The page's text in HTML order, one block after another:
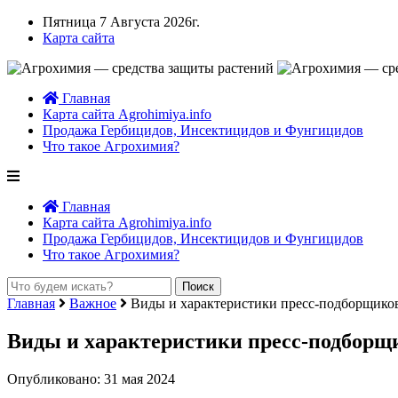
Пятница 7 Августа 2026г.
Карта сайта
Главная
Карта сайта Agrohimiya.info
Продажа Гербицидов, Инсектицидов и Фунгицидов
Что такое Агрохимия?
Главная
Карта сайта Agrohimiya.info
Продажа Гербицидов, Инсектицидов и Фунгицидов
Что такое Агрохимия?
Главная Важное Виды и характеристики пресс-
Виды и характеристики пресс-
Опубликовано: 31 мая 2024